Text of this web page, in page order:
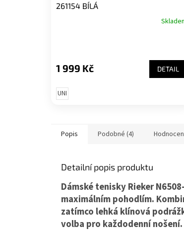
261154 BÍLÁ
1 999 Kč DETAIL
UNI
Popis Podobné (4)
Detailní popis produktu
Dámské tenisky Rieker
maximálním pohodlím.
zatímco lehká klínová
volba pro každodenní nošení.